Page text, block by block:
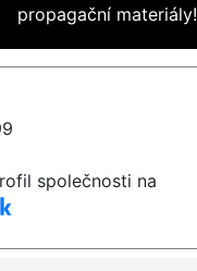
propagační materiály!
společnosti na